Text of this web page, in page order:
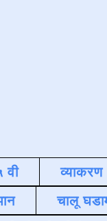
वी व्याकरण
चालू